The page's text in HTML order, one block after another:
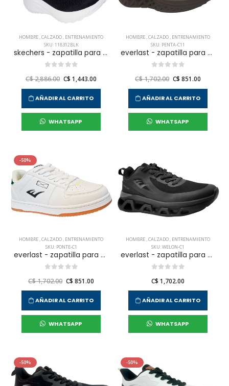
HOMBRE,CALZADO, ENTRENAMIENTO
SKU: 118312BLK
skechers - zapatilla para entrenamiento bobs squad chaos - solid step para hombre
C$ 2,886.00 C$ 1,443.00
AÑADIR AL CARRITO
WHATSAPP
HOMBRE,CALZADO, ENTRENAMIENTO
SKU: PENTA-C11
everlast - zapatilla para entrenamiento penta para hombre
C$ 1,702.00 C$ 851.00
AÑADIR AL CARRITO
WHATSAPP
-50%
HOMBRE,CALZADO, ENTRENAMIENTO
SKU: PONTE-C1
everlast - zapatilla para entrenamiento ponte para hombre
C$ 1,702.00 C$ 851.00
AÑADIR AL CARRITO
WHATSAPP
HOMBRE,CALZADO, ENTRENAMIENTO
SKU: WELON-C1
everlast - zapatilla para entrenamiento welon para hombre
C$ 1,702.00
AÑADIR AL CARRITO
WHATSAPP
-50% -50%